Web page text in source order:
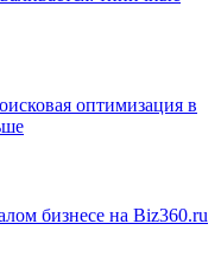
оптимизация в
бизнесе на Biz360.ru